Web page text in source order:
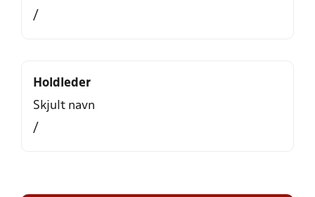
/
Holdleder
Skjult navn
/